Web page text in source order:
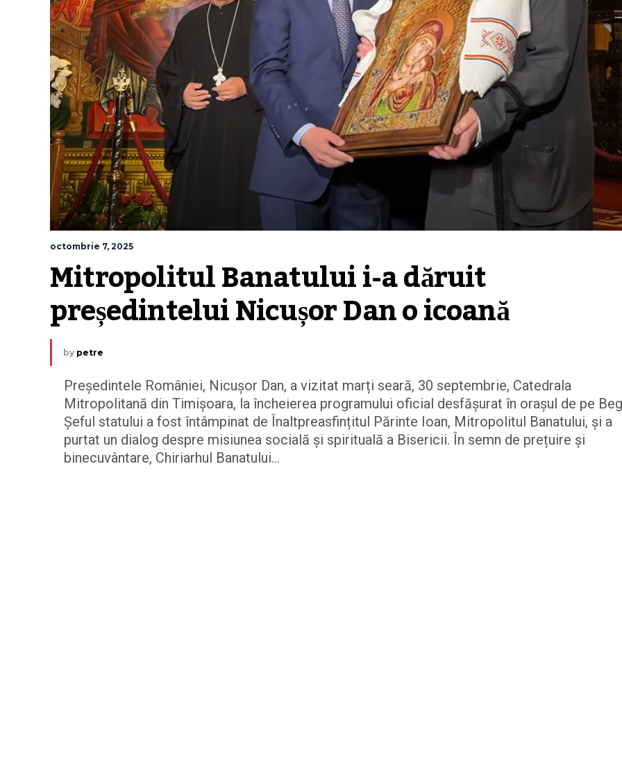
octombrie 7, 2025
Mitropolitul Banatului i-a dăruit
președintelui Nicușor Dan o icoană
by petre
Președintele României, Nicușor Dan, a vizitat marți seară, 30 septembrie, Catedrala
Mitropolitană din Timișoara, la încheierea programului oficial desfășurat în orașul de pe
Șeful statului a fost întâmpinat de Înaltpreasfințitul Părinte Ioan, Mitropolitul Banatului, și a
purtat un dialog despre misiunea socială și spirituală a Bisericii. În semn de prețuire și
binecuvântare, Chiriarhul Banatului...